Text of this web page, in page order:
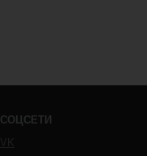
СОЦСЕТИ